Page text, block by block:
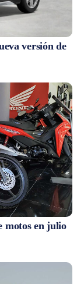
versión de
motos en julio